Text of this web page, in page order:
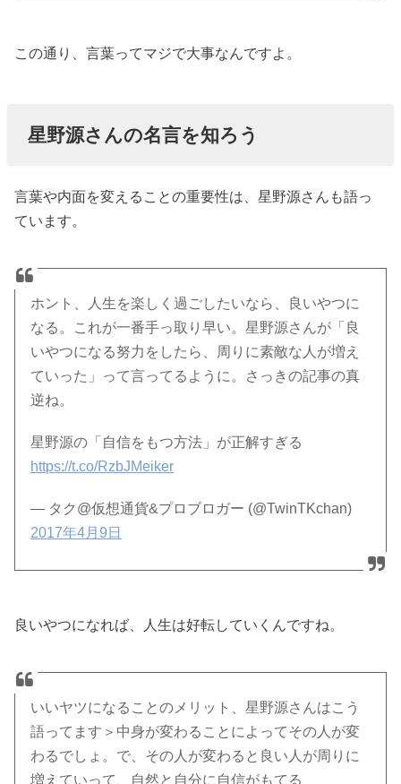
この通り、言葉ってマジで大事なんですよ。
星野源さんの名言を知ろう
言葉や内面を変えることの重要性は、星野源さんも語っ
ています。
ホント、人生を楽しく過ごしたいなら、良いやつに
なる。これが一番手っ取り早い。星野源さんが「良
いやつになる努力をしたら、周りに素敵な人が増え
ていった」って言ってるように。さっきの記事の真
逆ね。
星野源の「自信をもつ方法」が正解すぎる
https://t.co/RzbJMeiker
— タク@仮想通貨&プロブロガー (@TwinTKchan)
2017年4月9日
良いやつになれば、人生は好転していくんですね。
いいヤツになることのメリット、星野源さんはこう
語ってます＞中身が変わることによってその人が変
わるでしょ。で、その人が変わると良い人が周りに
増えていって、自然と自分に自信がもてる